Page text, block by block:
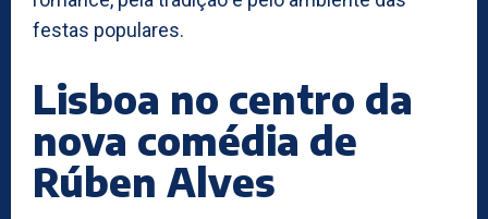
festas populares.
Lisboa no centro da
nova comédia de
Rúben Alves